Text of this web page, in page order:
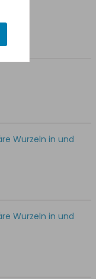
Wurzeln in und
Wurzeln in und